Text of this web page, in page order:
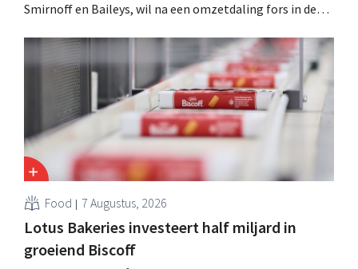
Smirnoff en Baileys, wil na een omzetdaling fors in de
andere Guiness en voorgemixte cocktails.
Food 7 Augustus, 2026
Lotus Bakeries investeert half miljard in
groeiend Biscoff